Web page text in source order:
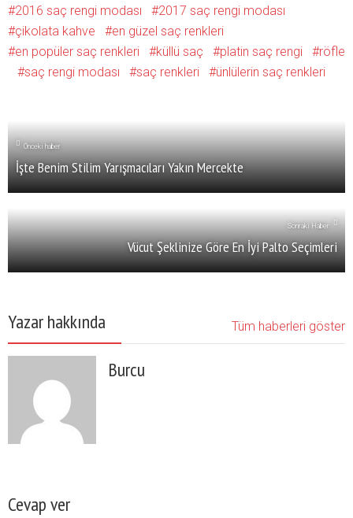
2016 saç rengi modası
2017 saç rengi modası
çikolata kahve
en güzel saç renkleri
en popüler saç renkleri
küllü saç platin saç rengi
röfle
saç rengi modası
saç renkleri ünlülerin saç renkleri
Önceki haber
İşte Benim Stilim Yarışmacıları Yakın Mercekte
Sonraki Haber
Vücut Şeklinize Göre En İyi Palto Seçimleri
Yazar hakkında Tüm haberleri göster
Burcu
Cevap ver